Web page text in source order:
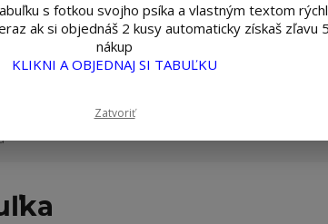
Hľadať
s fotkou svojho psíka a vlastným textom
ak si objednáš 2 kusy automaticky získaš zľavu
nákup
KLIKNI A OBJEDNAJ SI TABUĽKU
Zatvoriť